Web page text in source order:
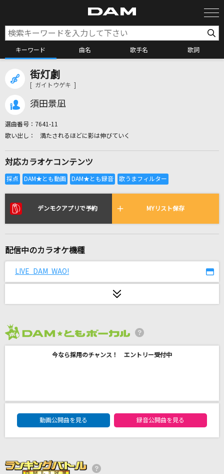
キーワード 曲名 歌手名 歌詞
全国りれき
リアルタイムで歌われている曲の一覧
おこちゃま戦争
革命少女S
[生音]ブルーアンバー
玉置浩二
街灯劇
[ ガイトウゲキ ]
須田景凪
選曲番号： 7641-11
満たされるほどに影は伸びていく
対応カラオケコンテンツ
デンモクアプリで予約 MYリスト保存
配信中のカラオケ機種
LIVE DAM WAO!
今なら採用のチャンス！ エントリー受付中
DAM★ともボーカルエントリーランキング
動画公開曲を見る
録音公開曲を見る